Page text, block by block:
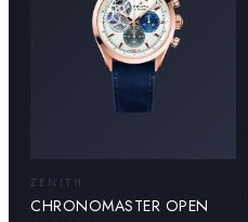
ZENITH
CHRONOMASTER OPEN